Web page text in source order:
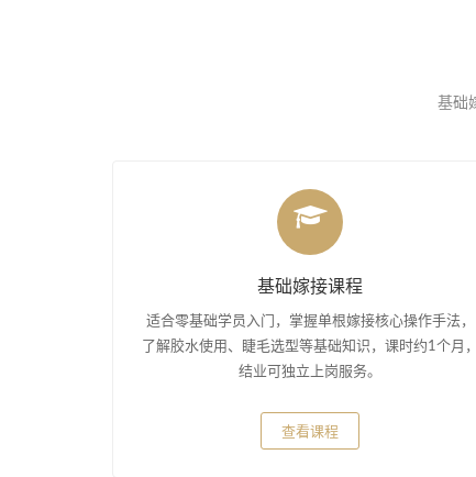
基础
基础嫁接课程
适合零基础学员入门，掌握单根嫁接核心操作手法，
了解胶水使用、睫毛选型等基础知识，课时约1个月，
结业可独立上岗服务。
查看课程